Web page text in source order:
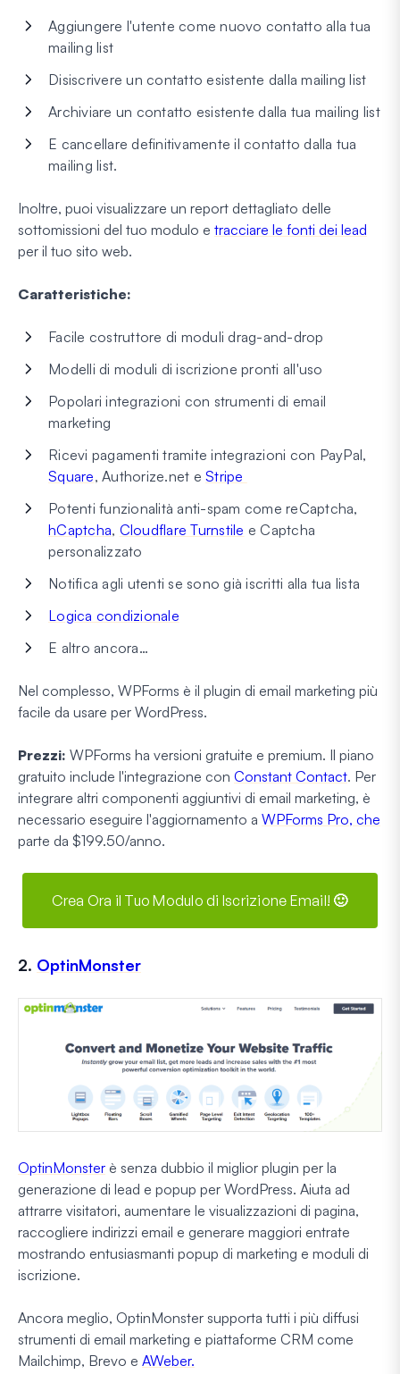
Aggiungere l'utente come nuovo contatto alla tua
mailing list
Disiscrivere un contatto esistente dalla mailing list
Archiviare un contatto esistente dalla tua mailing list
E cancellare definitivamente il contatto dalla tua
mailing list.
Inoltre, puoi visualizzare un report dettagliato delle
sottomissioni del tuo modulo e tracciare le fonti dei lead
per il tuo sito web.
Caratteristiche:
Facile costruttore di moduli drag-and-drop
Modelli di moduli di iscrizione pronti all'uso
Popolari integrazioni con strumenti di email
marketing
Ricevi pagamenti tramite integrazioni con PayPal,
Square, Authorize.net e Stripe
Potenti funzionalità anti-spam come reCaptcha,
hCaptcha, Cloudflare Turnstile e Captcha
personalizzato
Notifica agli utenti se sono già iscritti alla tua lista
Logica condizionale
E altro ancora…
Nel complesso, WPForms è il plugin di email marketing più
facile da usare per WordPress.
Prezzi: WPForms ha versioni gratuite e premium. Il piano
gratuito include l'integrazione con Constant Contact. Per
integrare altri componenti aggiuntivi di email marketing, è
necessario eseguire l'aggiornamento a WPForms Pro, che
parte da $199.50/anno.
Crea Ora il Tuo Modulo di Iscrizione Email! 🙂
2. OptinMonster
OptinMonster è senza dubbio il miglior plugin per la
generazione di lead e popup per WordPress. Aiuta ad
attrarre visitatori, aumentare le visualizzazioni di pagina,
raccogliere indirizzi email e generare maggiori entrate
mostrando entusiasmanti popup di marketing e moduli di
iscrizione.
Ancora meglio, OptinMonster supporta tutti i più diffusi
strumenti di email marketing e piattaforme CRM come
Mailchimp, Brevo e AWeber.